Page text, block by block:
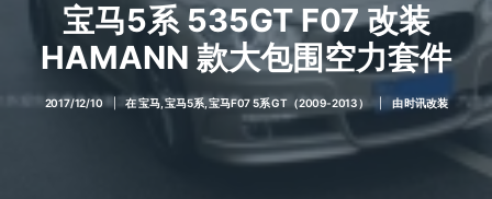
宝马5系 535GT F07 改装
HAMANN 款大包围空力套件
2017/12/10 在宝马,宝马5系,宝马F07 5系 GT（2009-2013） 由时讯改装